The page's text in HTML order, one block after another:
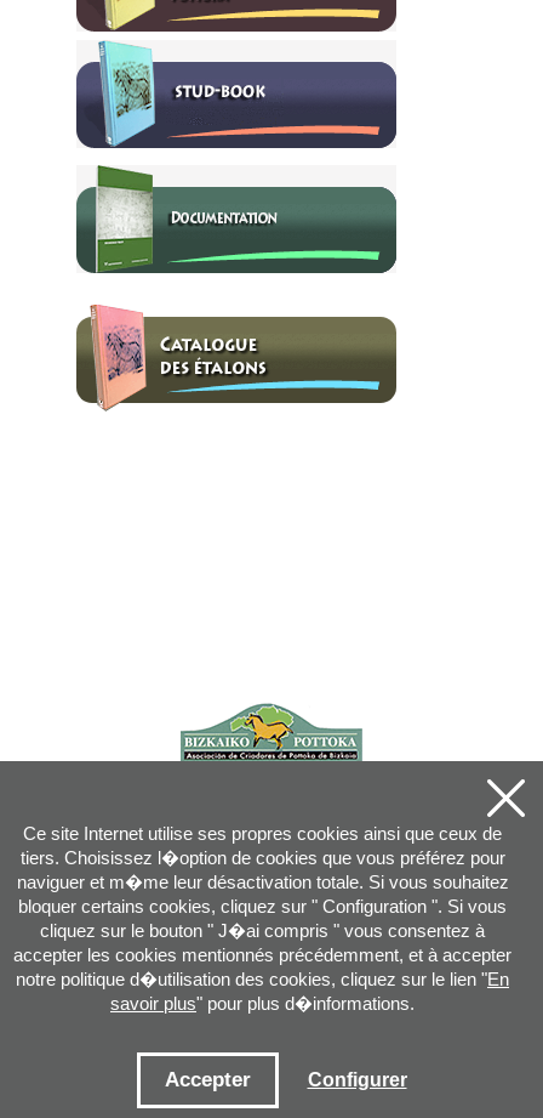
info@pottoka.info
Conditions d'Utilisation-Politique de Privacité-Politique des Cookies
Ce site Internet utilise ses propres cookies ainsi que ceux de
tiers. Choisissez l�option de cookies que vous préférez pour
naviguer et m�me leur désactivation totale. Si vous souhaitez
bloquer certains cookies, cliquez sur " Configuration ". Si vous
cliquez sur le bouton " J�ai compris " vous consentez à
accepter les cookies mentionnés précédemment, et à accepter
notre politique d�utilisation des cookies, cliquez sur le lien "En
savoir plus" pour plus d�informations.
Accepter Configurer